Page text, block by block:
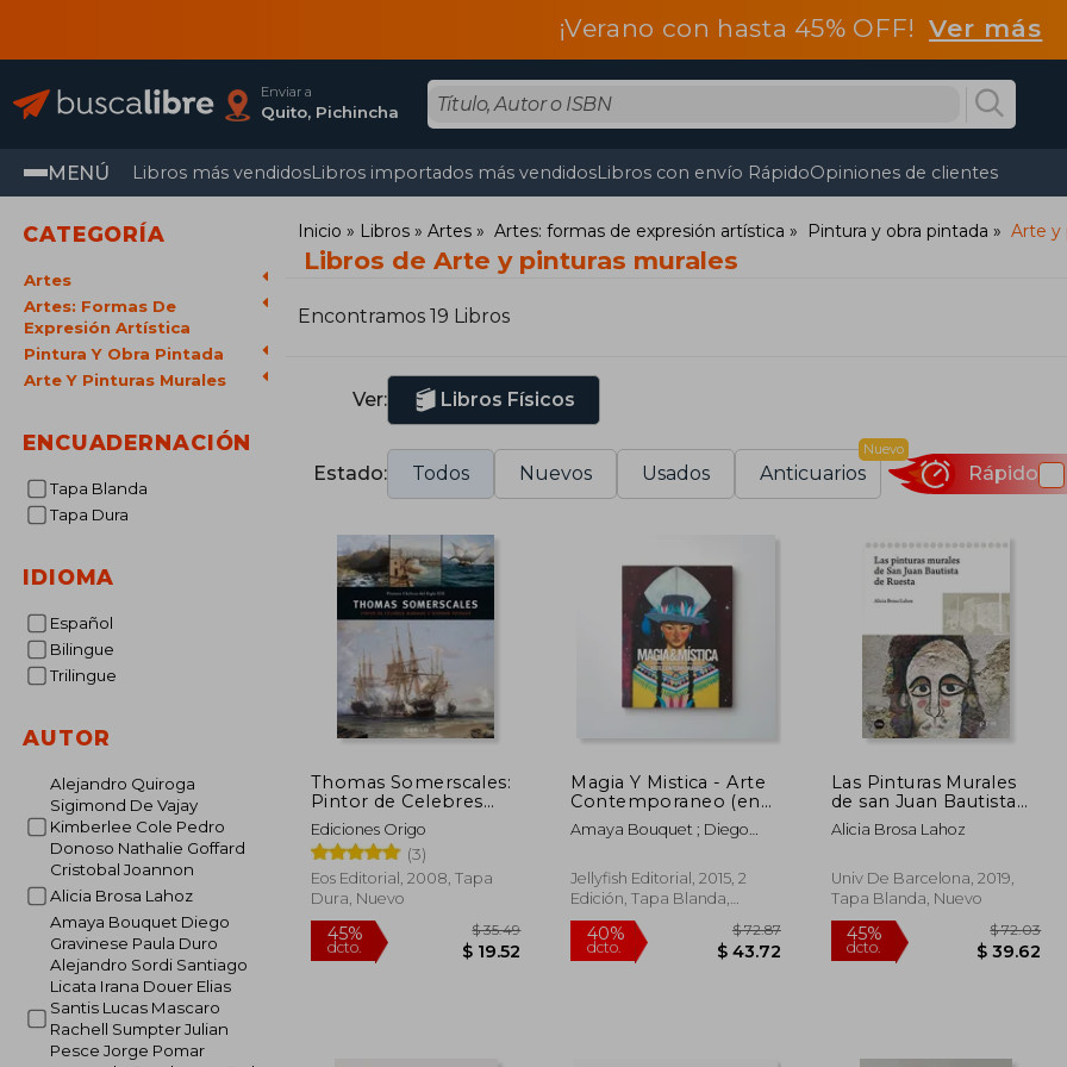
¡Verano con hasta 45% OFF!Ver más
Enviar a
Quito, Pichincha
MENÚ Libros más vendidosLibros importados más vendidosLibros con envío RápidoOpiniones de clientes
CATEGORÍA
Artes
Artes: Formas De
Expresión Artística
Pintura Y Obra Pintada
Arte Y Pinturas Murales
ENCUADERNACIÓN
Tapa Blanda
Tapa Dura
IDIOMA
Español
Bilingue
Trilingue
AUTOR
Alejandro Quiroga
Sigimond De Vajay
Kimberlee Cole Pedro
Donoso Nathalie Goffard
Cristobal Joannon
Alicia Brosa Lahoz
Amaya Bouquet Diego
Gravinese Paula Duro
Alejandro Sordi Santiago
Licata Irana Douer Elias
Santis Lucas Mascaro
Rachell Sumpter Julian
Pesce Jorge Pomar
Inicio Libros Artes Artes: formas de expresión artística Pintura y obra pintada Arte y
Libros de Arte y pinturas murales
Encontramos 19 Libros
Ver: Libros Físicos
Estado: Todos Nuevos Usados Anticuarios
Nuevo
Rápido
Thomas Somerscales:
Pintor de Celebres
Marinas y Serenos
Paisajes
Ediciones Origo
(3)
Eos Editorial, 2008, Tapa
Dura, Nuevo
Magia Y Mistica - Arte
Contemporaneo (en
Trilingüe)
Amaya Bouquet ; Diego
Alejandro Sordi ; Santiago
Licata ; Irana Douer ; Elias
Santis ; Lucas MAscaro ;
Rachell Sumpter ; Julian
Pesce ; Jorge Pomar ;
Jellyfish Editorial, 2015, 2
Edición, Tapa Blanda,
Nuevo
$ 43.72
Las Pinturas Murales
de san Juan Bautista
de Ruesta
Alicia Brosa Lahoz
Univ De Barcelona, 2019,
Tapa Blanda, Nuevo